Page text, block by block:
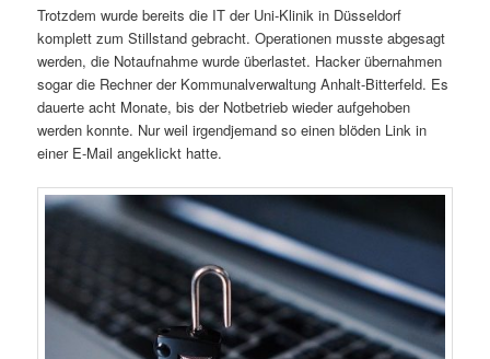
Trotzdem wurde bereits die IT der Uni-Klinik in Düsseldorf
komplett zum Stillstand gebracht. Operationen musste abgesagt
werden, die Notaufnahme wurde überlastet. Hacker übernahmen
sogar die Rechner der Kommunalverwaltung Anhalt-Bitterfeld. Es
dauerte acht Monate, bis der Notbetrieb wieder aufgehoben
werden konnte. Nur weil irgendjemand so einen blöden Link in
einer E-Mail angeklickt hatte.